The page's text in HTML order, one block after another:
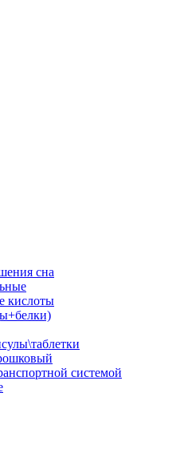
сна
кислоты
системой